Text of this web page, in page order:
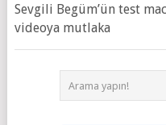
Sevgili Begüm’ün test
videoya mutlaka